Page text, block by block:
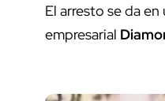
El arresto se da
empresarial